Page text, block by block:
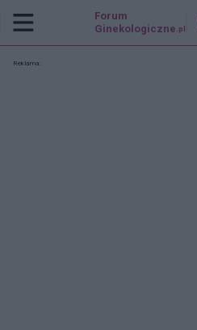
Forum
Ginekologiczne .pl
Reklama: